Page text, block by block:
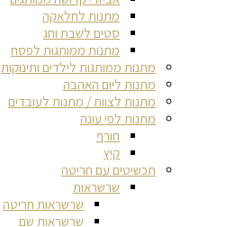
מתנות לחלאקה
סטים לשבת וחג
מתנות ממותגות לפסח
מתנות ממותגות לילדים ותינוקות
מתנות ליום האהבה
מתנות לצוות / מתנות לעובדים
מתנות לפי עונה
חורף
קיץ
תכשיטים עם חריטה
שרשראות
שרשראות חריטה
שרשראות שם